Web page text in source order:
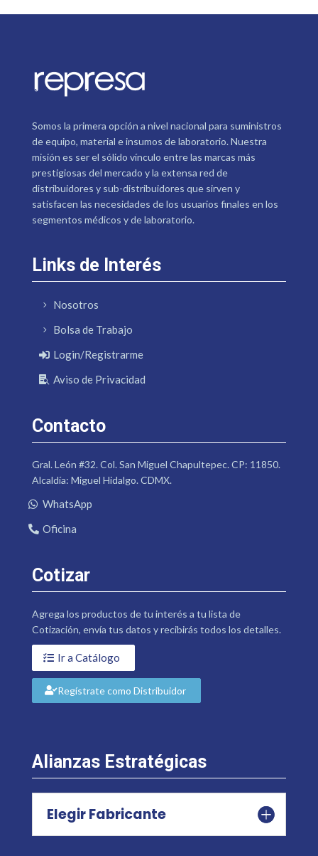
Somos la primera opción a nivel nacional para suministros
de equipo, material e insumos de laboratorio. Nuestra
misión es ser el sólido vínculo entre las marcas más
prestigiosas del mercado y la extensa red de
distribuidores y sub-distribuidores que sirven y
satisfacen las necesidades de los usuarios finales en los
segmentos médicos y de laboratorio.
Links de Interés
Nosotros
Bolsa de Trabajo
Login/Registrarme
Aviso de Privacidad
Contacto
Gral. León #32. Col. San Miguel Chapultepec. CP: 11850.
Alcaldía: Miguel Hidalgo. CDMX.
WhatsApp
Oficina
Cotizar
Agrega los productos de tu interés a tu lista de
Cotización, envía tus datos y recibirás todos los detalles.
Ir a Catálogo
Regístrate como Distribuidor
Alianzas Estratégicas
Elegir Fabricante